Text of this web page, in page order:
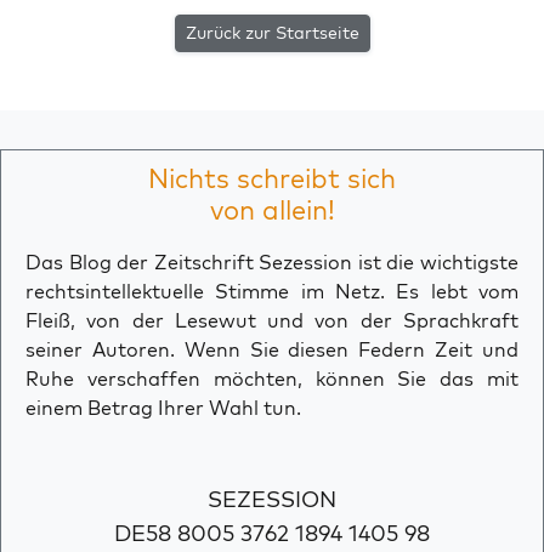
Zurück zur Startseite
Nichts schreibt sich
von allein!
Das Blog der Zeitschrift Sezession ist die wichtigste
rechtsintellektuelle Stimme im Netz. Es lebt vom
Fleiß, von der Lesewut und von der Sprachkraft
seiner Autoren. Wenn Sie diesen Federn Zeit und
Ruhe verschaffen möchten, können Sie das mit
einem Betrag Ihrer Wahl tun.
SEZESSION
DE58 8005 3762 1894 1405 98